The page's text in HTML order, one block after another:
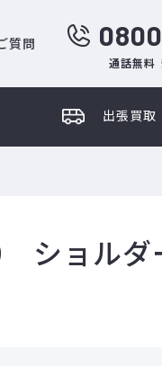
質問
通話無料
出張買取
ショル